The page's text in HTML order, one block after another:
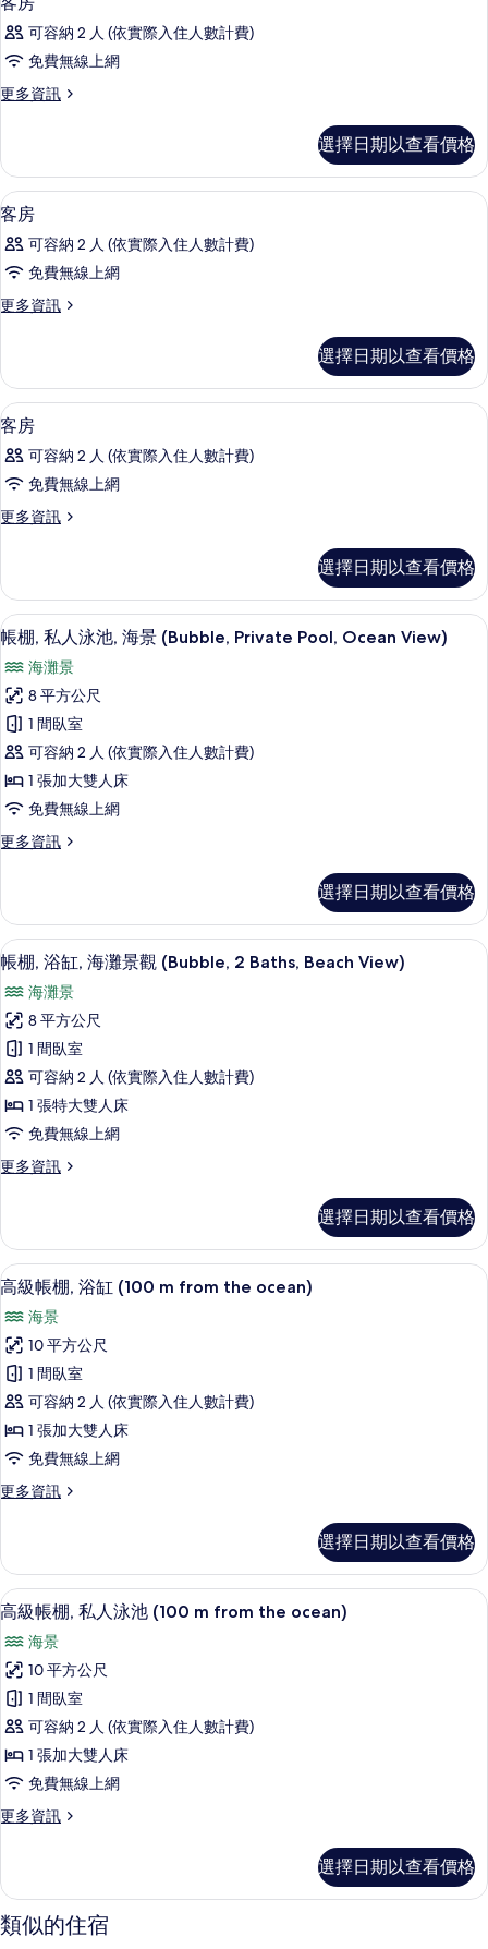
示
客
的
有
相
片
可容納 2 人 (依實際入住人數計費)
免費無線上網
更多資訊
更
的
詳
情
選擇日期以查看價格
顯
示
客
的
有
相
片
免費無線上網、獨特裝潢、布置獨特、
16
客房
可容納 2 人 (依實際入住人數計費)
免費無線上網
更多資訊
更
的
詳
情
選擇日期以查看價格
顯
示
客
的
有
相
片
免費無線上網、獨特裝潢、布置獨特、
29
客房
可容納 2 人 (依實際入住人數計費)
免費無線上網
更多資訊
更
的
詳
情
選擇日期以查看價格
顯
示
帳
棚,
私
人
泳
海
(Bubble,
Private
Pool,
Ocean
View)
的
所
有
相
片
帳棚, 私人泳池, 海景 (Bubble,
18
帳棚, 私人泳池, 海景 (Bubble, Private Pool, Ocean View)
海灘景
8 平方公尺
1 間臥室
可容納 2 人 (依實際入住人數計費)
1 張加大雙人床
免費無線上網
更多資訊
更
私
人
泳
池,
海
景
(Bubble,
Private
Pool,
Ocean
View)
的
情
選擇日期以查看價格
顯
示
帳
棚,
浴
缸,
海
景
(Bubble,
Baths,
Beach
View)
的
所
有
相
片
帳棚, 浴缸, 海灘景觀 (Bubble, 2
17
帳棚, 浴缸, 海灘景觀 (Bubble, 2 Baths, Beach View)
海灘景
8 平方公尺
1 間臥室
可容納 2 人 (依實際入住人數計費)
1 張特大雙人床
免費無線上網
更多資訊
更
浴
缸,
海
景
觀
(Bubble,
2
Baths,
Beach
View)
的
情
選擇日期以查看價格
顯
高
級
帳
棚,
浴
(100
the
ocean)
的
所
有
相
片
高級帳棚, 浴缸 (100 m from the
29
高級帳棚, 浴缸 (100 m from the ocean)
海景
10 平方公尺
1 間臥室
可容納 2 人 (依實際入住人數計費)
1 張加大雙人床
免費無線上網
更多資訊
更
帳
棚,
浴
(100
m
from
the
ocean)
的
詳
情
選擇日期以查看價格
顯
高
級
帳
棚,
私
泳
(100
m
from
高級帳棚, 私人泳池 (100 m from the
13
高級帳棚, 私人泳池 (100 m from the ocean)
海景
10 平方公尺
1 間臥室
可容納 2 人 (依實際入住人數計費)
1 張加大雙人床
免費無線上網
更多資訊
更
帳
棚,
私
選擇日期以查看價格
類似的住宿